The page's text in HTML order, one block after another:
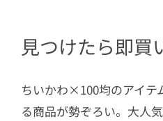
見つけたら即買
ちいかわ×100均のアイテ
る商品が勢ぞろい。大人